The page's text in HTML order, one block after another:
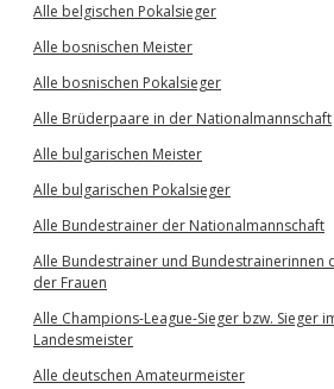
Alle belgischen Pokalsieger
Alle bosnischen Meister
Alle bosnischen Pokalsieger
Alle Brüderpaare in der Nationalmannschaft
Alle bulgarischen Meister
Alle bulgarischen Pokalsieger
Alle Bundestrainer der Nationalmannschaft
Alle Bundestrainer und Bundestrainerinnen
der Frauen
Alle Champions-League-Sieger bzw. Sieger
Landesmeister
Alle deutschen Amateurmeister